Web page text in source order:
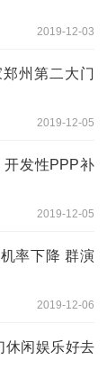
2019-12-03
州第二大门
2019-12-05
开发性PPP补
2019-12-05
率下降 群演
2019-12-06
休闲娱乐好去